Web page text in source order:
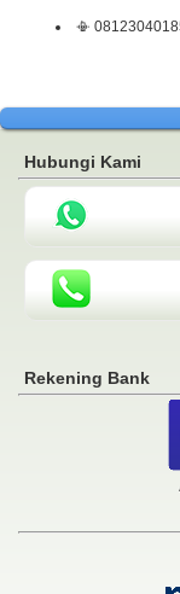
📳
Hubungi Kami
Rekening Bank